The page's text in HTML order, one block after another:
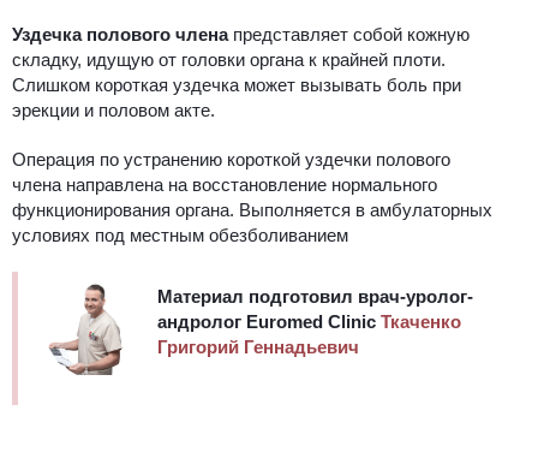
Уздечка полового членапредставляет собой кожную
складку, идущую от головки органа к крайней плоти.
Слишком короткая уздечка может вызывать боль при
эрекции и половом акте.
Операция по устранению короткой уздечки полового
члена направлена на восстановление нормального
функционирования органа. Выполняется в амбулаторных
условиях под местным обезболиванием
Материал подготовил врач-уролог-
андролог Euromed Clinic Ткаченко
Григорий Геннадьевич